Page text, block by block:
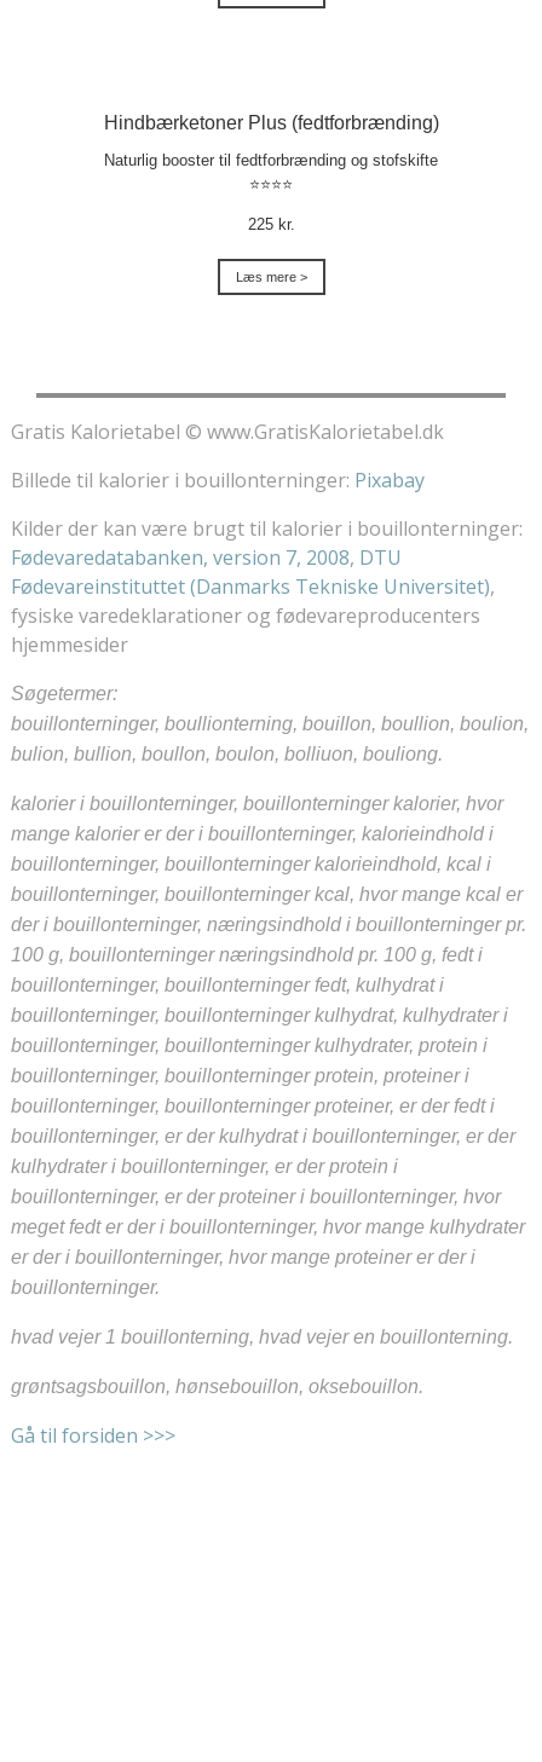
Hindbærketoner Plus (fedtforbrænding)
Naturlig booster til fedtforbrænding og stofskifte
⭐⭐⭐⭐
225 kr.
Læs mere >
Gratis Kalorietabel © www.GratisKalorietabel.dk
Billede til kalorier i bouillonterninger: Pixabay
Kilder der kan være brugt til kalorier i bouillonterninger:
Fødevaredatabanken, version 7, 2008, DTU
Fødevareinstituttet (Danmarks Tekniske Universitet),
fysiske varedeklarationer og fødevareproducenters
hjemmesider
Søgetermer:
bouillonterninger, boullionterning, bouillon, boullion, boulion,
bulion, bullion, boullon, boulon, bolliuon, bouliong.
kalorier i bouillonterninger, bouillonterninger kalorier, hvor
mange kalorier er der i bouillonterninger, kalorieindhold i
bouillonterninger, bouillonterninger kalorieindhold, kcal i
bouillonterninger, bouillonterninger kcal, hvor mange kcal er
der i bouillonterninger, næringsindhold i bouillonterninger pr.
100 g, bouillonterninger næringsindhold pr. 100 g, fedt i
bouillonterninger, bouillonterninger fedt, kulhydrat i
bouillonterninger, bouillonterninger kulhydrat, kulhydrater i
bouillonterninger, bouillonterninger kulhydrater, protein i
bouillonterninger, bouillonterninger protein, proteiner i
bouillonterninger, bouillonterninger proteiner, er der fedt i
bouillonterninger, er der kulhydrat i bouillonterninger, er der
kulhydrater i bouillonterninger, er der protein i
bouillonterninger, er der proteiner i bouillonterninger, hvor
meget fedt er der i bouillonterninger, hvor mange kulhydrater
er der i bouillonterninger, hvor mange proteiner er der i
bouillonterninger.
hvad vejer 1 bouillonterning, hvad vejer en bouillonterning.
grøntsagsbouillon, hønsebouillon, oksebouillon.
Gå til forsiden >>>